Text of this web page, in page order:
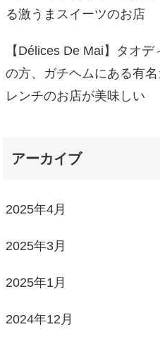
る激うまスイーツのお店
【Délices De Mai】タオ
の方、ガチヘムにある有
レンチのお店が美味しい
アーカイブ
2025年4月
2025年3月
2025年1月
2024年12月